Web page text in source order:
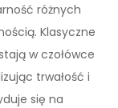
różnych
Klasyczne
w czołówce
trwałość i
się na